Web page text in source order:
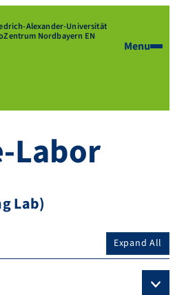
Alexander-Universität
Nordbayern EN
Menu
Labor
Lab)
Expand All